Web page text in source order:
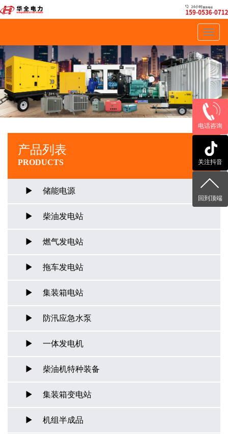
产品列表
PRODUCTS
储能电源
柴油发电站
燃气发电站
拖车发电站
集装箱电站
防汛应急水泵
一体发电机
柴油机特种装备
集装箱变电站
机组半成品
电话咨询
关注抖音
回到顶端